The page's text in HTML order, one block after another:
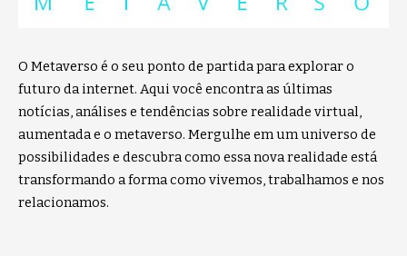
O Metaverso é o seu ponto de partida para explorar o
futuro da internet. Aqui você encontra as últimas
notícias, análises e tendências sobre realidade virtual,
aumentada e o metaverso. Mergulhe em um universo de
possibilidades e descubra como essa nova realidade está
transformando a forma como vivemos, trabalhamos e nos
relacionamos.